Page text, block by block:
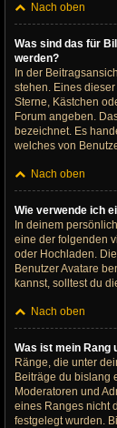
Nach oben
Was sind das für
werden?
In der
stehen. Eines
Sterne, Kästchen
Forum angeben.
bezeichnet. Es
welches von
Nach oben
Wie verwende ich
In deinem
eine der folgenden
oder Hochladen.
Benutzer Avatare
kannst, solltest du
Nach oben
Was ist mein Rang
Ränge, die unter
Beiträge du bislang
Moderatoren und
eines Ranges nicht
festgelegt wurden.